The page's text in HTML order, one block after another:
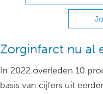
Zorginfarct nu al
In 2022 overleden 10
basis van cijfers uit